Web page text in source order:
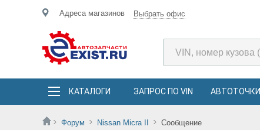
Адреса магазинов Выбрать офис
КАТАЛОГИ ЗАПРОС ПО VIN АВТОТОЧКИ
Форум Nissan Micra II Сообщение